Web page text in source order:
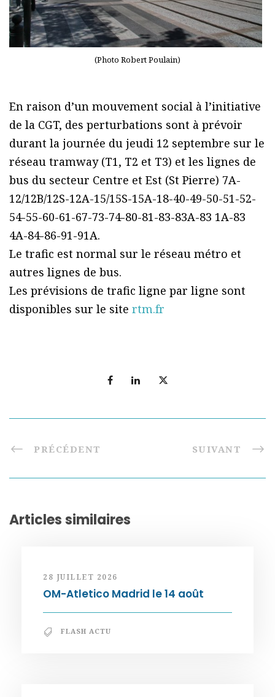
(Photo Robert Poulain)
En raison d’un mouvement social à l’initiative
de la CGT, des perturbations sont à prévoir
durant la journée du jeudi 12 septembre sur le
réseau tramway (T1, T2 et T3) et les lignes de
bus du secteur Centre et Est (St Pierre) 7A-
12/12B/12S-12A-15/15S-15A-18-40-49-50-51-52-
54-55-60-61-67-73-74-80-81-83-83A-83 1A-83
4A-84-86-91-91A.
Le trafic est normal sur le réseau métro et
autres lignes de bus.
Les prévisions de trafic ligne par ligne sont
disponibles sur le site rtm.fr
PRÉCÉDENT SUIVANT
Articles similaires
28 JUILLET 2026
OM-Atletico Madrid le 14 août
FLASH ACTU